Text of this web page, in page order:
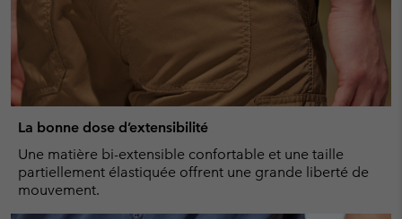
La bonne dose d’extensibilité
Une matière bi-extensible confortable et une taille
partiellement élastiquée offrent une grande liberté de
mouvement.